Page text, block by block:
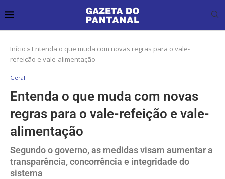
Início » Entenda o que muda com novas regras para o vale-
refeição e vale-alimentação
Geral
Entenda o que muda com novas
regras para o vale-refeição e vale-
alimentação
Segundo o governo, as medidas visam aumentar a
transparência, concorrência e integridade do
sistema